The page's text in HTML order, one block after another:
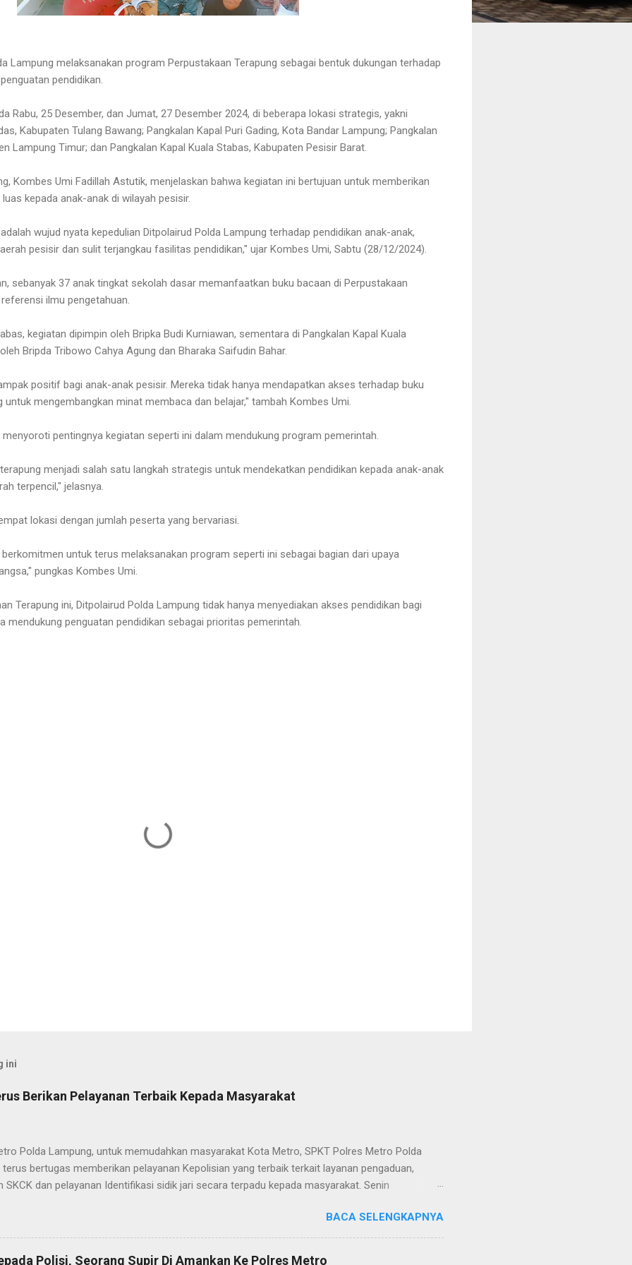
Lampung melaksanakan program Perpustakaan Terapung sebagai bentuk dukungan terhadap
pendidikan.
Rabu, 25 Desember, dan Jumat, 27 Desember 2024, di beberapa lokasi strategis, yakni
Kabupaten Tulang Bawang; Pangkalan Kapal Puri Gading, Kota Bandar Lampung; Pangkalan
Lampung Timur; dan Pangkalan Kapal Kuala Stabas, Kabupaten Pesisir Barat.
Kombes Umi Fadillah Astutik, menjelaskan bahwa kegiatan ini bertujuan untuk memberikan
kepada anak-anak di wilayah pesisir.
wujud nyata kepedulian Ditpolairud Polda Lampung terhadap pendidikan anak-anak,
pesisir dan sulit terjangkau fasilitas pendidikan," ujar Kombes Umi, Sabtu (28/12/2024).
sebanyak 37 anak tingkat sekolah dasar memanfaatkan buku bacaan di Perpustakaan
ilmu pengetahuan.
kegiatan dipimpin oleh Bripka Budi Kurniawan, sementara di Pangkalan Kapal Kuala
Bripda Tribowo Cahya Agung dan Bharaka Saifudin Bahar.
positif bagi anak-anak pesisir. Mereka tidak hanya mendapatkan akses terhadap buku
mengembangkan minat membaca dan belajar," tambah Kombes Umi.
pentingnya kegiatan seperti ini dalam mendukung program pemerintah.
menjadi salah satu langkah strategis untuk mendekatkan pendidikan kepada anak-anak
terpencil," jelasnya.
lokasi dengan jumlah peserta yang bervariasi.
untuk terus melaksanakan program seperti ini sebagai bagian dari upaya
pungkas Kombes Umi.
Terapung ini, Ditpolairud Polda Lampung tidak hanya menyediakan akses pendidikan bagi
mendukung penguatan pendidikan sebagai prioritas pemerintah.
ini
Berikan Pelayanan Terbaik Kepada Masyarakat
Polda Lampung, untuk memudahkan masyarakat Kota Metro, SPKT Polres Metro Polda
bertugas memberikan pelayanan Kepolisian yang terbaik terkait layanan pengaduan,
SKCK dan pelayanan Identifikasi sidik jari secara terpadu kepada masyarakat. Senin
telah berusaha memberikan pelayanan terbaik kepada masyarakat. Kapolres Metro AKBP
Nugroho S.IK, M.IK mengatakan “SPKT Polres Metro akan terus berusaha memberikan
yang terbaik kepada masyarakat yang membutuhkan pelayanan kepolisian, baik informasi
BACA SELENGKAPNYA
Polisi, Seorang Supir Di Amankan Ke Polres Metro